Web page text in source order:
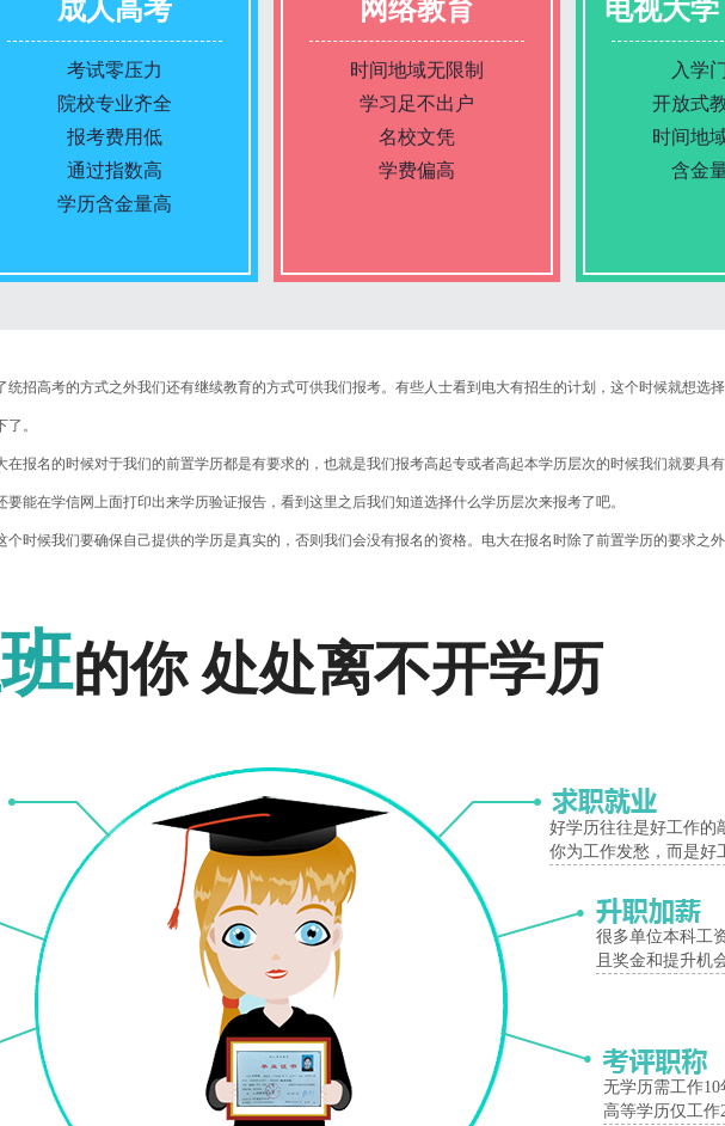
成人高考
考试零压力
院校专业齐全
报考费用低
通过指数高
学历含金量高
入学考试
考试时间
网络教育
时间地域无限制
学习足不出户
名校文凭
学费偏高
入学考试
考试时间
电视大学
入学
开放式
时间地
含金
入学
考试
高考的方式之外我们还有继续教育的方式可供我们报考。有些人士看到电大有招生的计划，这个时候就想选
。
名的时候对于我们的前置学历都是有要求的，也就是我们报考高起专或者高起本学历层次的时候我们就要具
能在学信网上面打印出来学历验证报告，看到这里之后我们知道选择什么学历层次来报考了吧。
候我们要确保自己提供的学历是真实的，否则我们会没有报名的资格。电大在报名时除了前置学历的要求之
的你 处处离不开学历
好学历往往是好工作的
你为工作发愁，而是好
很多单位本科工
且奖金和提升机
无学历需工作10
高等学历仅工作